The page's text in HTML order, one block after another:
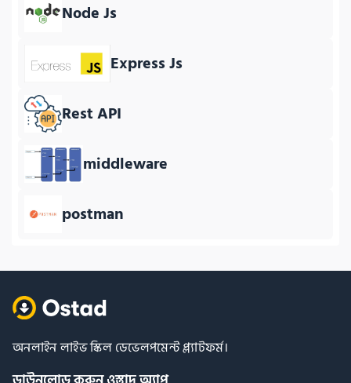
Node Js
Express Js
Rest API
middleware
postman
অনলাইন লাইভ স্কিল ডেভেলপমেন্ট প্ল্যাটফর্ম।